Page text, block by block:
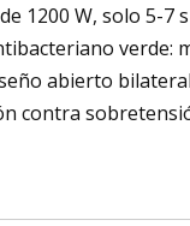
1200 W, solo 5-7
verde:
abierto
contra